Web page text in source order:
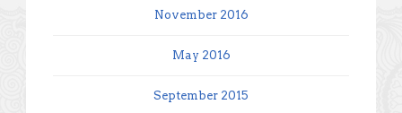
November 2016
May 2016
September 2015